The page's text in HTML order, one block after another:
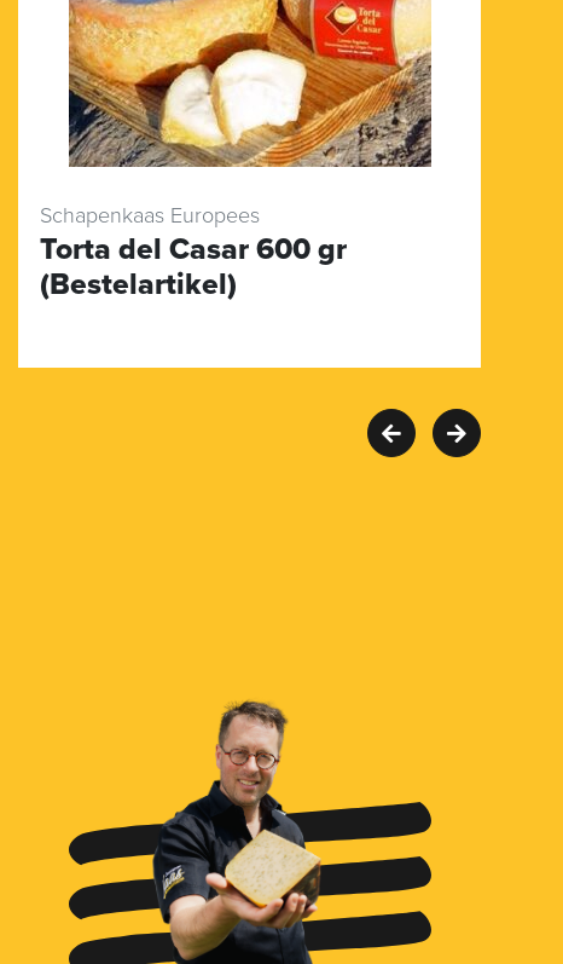
Schapenkaas Europees
Torta del Casar 600 gr
(Bestelartikel)